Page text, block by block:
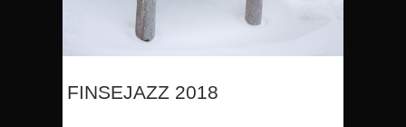
FINSEJAZZ 2018